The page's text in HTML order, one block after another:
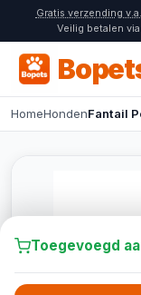
Gratis verzending
Veilig betalen via
HomeHondenFantail
Toegevoegd